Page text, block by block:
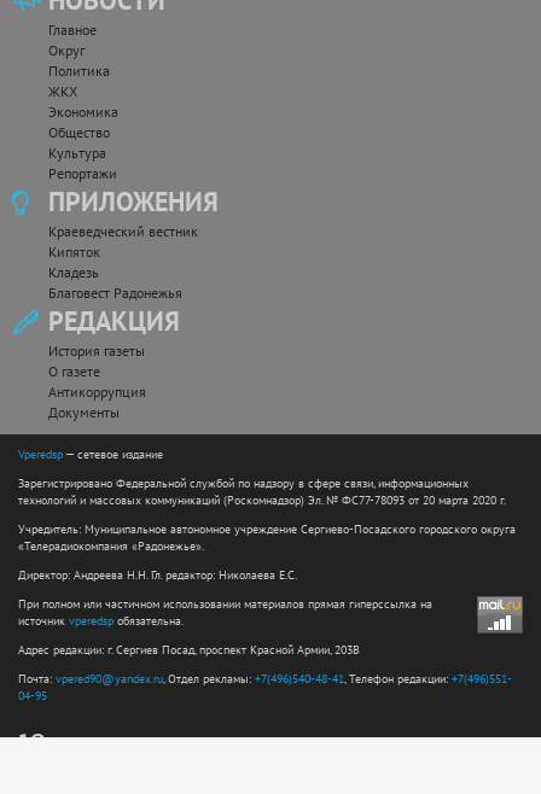
Главное
Округ
Политика
ЖКХ
Экономика
Общество
Культура
Репортажи
ПРИЛОЖЕНИЯ
Краеведческий вестник
Кипяток
Кладезь
Благовест Радонежья
РЕДАКЦИЯ
История газеты
О газете
Антикоррупция
Документы
Vperedsp — сетевое издание
Зарегистрировано Федеральной службой по надзору в сфере связи, информационных
технологий и массовых коммуникаций (Роскомнадзор) Эл. № ФС77-78093 от 20 марта 2020 г.
Учредитель: Муниципальное автономное учреждение Сергиево-Посадского городского округа
«Телерадиокомпания «Радонежье».
Директор: Андреева Н.Н. Гл. редактор: Николаева Е.С.
При полном или частичном использовании материалов прямая гиперссылка на
источник vperedsp обязательна.
Адрес редакции: г. Сергиев Посад, проспект Красной Армии, 203В
Почта: vpered90@yandex.ru, Отдел рекламы: +7(496)540-48-41, Телефон редакции: +7(496)551-
04-95
12+